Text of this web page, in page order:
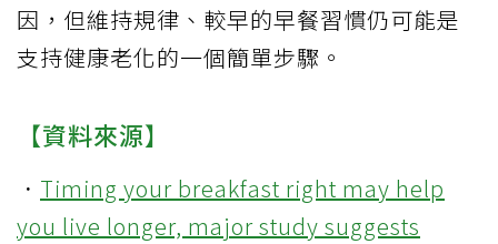
因，但維持規律、較早的早餐習慣仍可能是
支持健康老化的一個簡單步驟。
【資料來源】
． Timing your breakfast right may help
you live longer, major study suggests